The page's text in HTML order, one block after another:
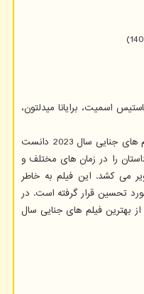
اسمیت، برایانا میدلتون،
را می توان یکی از بهترین فیلم های جنایی سال 2023 دانست
را در زمان های مختلف و
می کشد. این فیلم به خاطر
تحسین قرار گرفته است. در
از بهترین فیلم های جنایی سال